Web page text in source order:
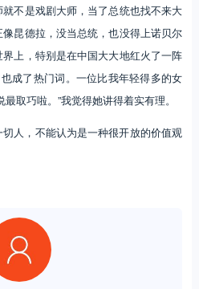
不是戏剧大师，当了总统也找不来大
昆德拉，没当总统，也没得上诺贝尔
上，特别是在中国大大地红火了一阵
成了热门词。一位比我年轻得多的女
取巧啦。”我觉得她讲得着实有理。
人，不能认为是一种很开放的价值观